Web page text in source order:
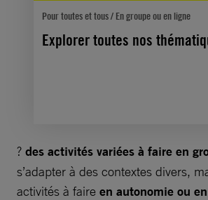
Pour toutes et tous / En groupe ou en ligne
Explorer toutes nos
? des activités variées à faire en
s’adapter à des contextes divers,
activités à faire en autonomie ou